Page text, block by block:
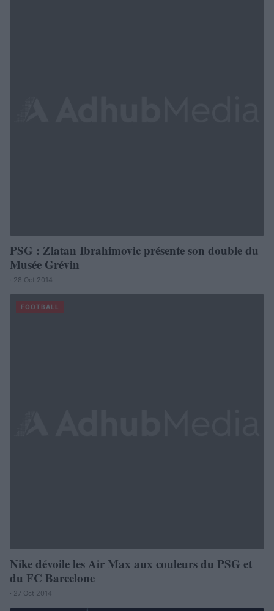
PSG : Zlatan Ibrahimovic présente son double du
Musée Grévin
· 28 Oct 2014
FOOTBALL
Nike dévoile les Air Max aux couleurs du PSG et
du FC Barcelone
· 27 Oct 2014